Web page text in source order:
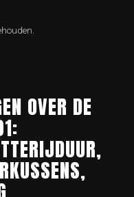
OVER DE